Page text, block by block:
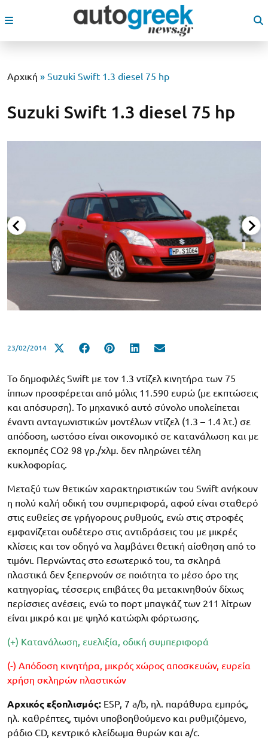
Αρχική » Suzuki Swift 1.3 diesel 75 hp
Suzuki Swift 1.3 diesel 75 hp
23/02/2014
Το δημοφιλές Swift με τον 1.3 ντίζελ κινητήρα των 75
ίππων προσφέρεται από μόλις 11.590 ευρώ (με εκπτώσεις
και απόσυρση). Το μηχανικό αυτό σύνολο υπολείπεται
έναντι ανταγωνιστικών μοντέλων ντίζελ (1.3 – 1.4 λτ.) σε
απόδοση, ωστόσο είναι οικονομικό σε κατανάλωση και με
εκπομπές CO2 98 γρ./χλμ. δεν πληρώνει τέλη
κυκλοφορίας.
Μεταξύ των θετικών χαρακτηριστικών του Swift ανήκουν
η πολύ καλή οδική του συμπεριφορά, αφού είναι σταθερό
στις ευθείες σε γρήγορους ρυθμούς, ενώ στις στροφές
εμφανίζεται ουδέτερο στις αντιδράσεις του με μικρές
κλίσεις και τον οδηγό να λαμβάνει θετική αίσθηση από το
τιμόνι. Περνώντας στο εσωτερικό του, τα σκληρά
πλαστικά δεν ξεπερνούν σε ποιότητα το μέσο όρο της
κατηγορίας, τέσσερις επιβάτες θα μετακινηθούν δίχως
περίσσιες ανέσεις, ενώ το πορτ μπαγκάζ των 211 λίτρων
είναι μικρό και με ψηλό κατώφλι φόρτωσης.
(+) Κατανάλωση, ευελιξία, οδική συμπεριφορά
(-) Απόδοση κινητήρα, μικρός χώρος αποσκευών, ευρεία
χρήση σκληρών πλαστικών
Αρχικός εξοπλισμός: ESP, 7 a/b, ηλ. παράθυρα εμπρός,
ηλ. καθρέπτες, τιμόνι υποβοηθούμενο και ρυθμιζόμενο,
ράδιο CD, κεντρικό κλείδωμα θυρών και a/c.